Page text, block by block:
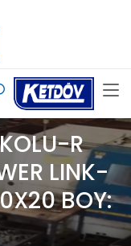
R
LINK-
BOY: